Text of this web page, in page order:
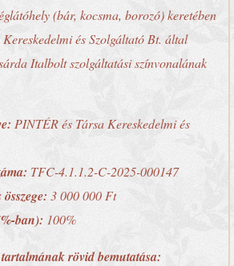
(bár, kocsma, borozó) keretében
és Szolgáltató Bt. által
Italbolt szolgáltatási színvonalának
PINTÉR és Társa Kereskedelmi és
TFC-4.1.1.2-C-2025-000147
3 000 000 Ft
ban): 100%
rövid bemutatása: